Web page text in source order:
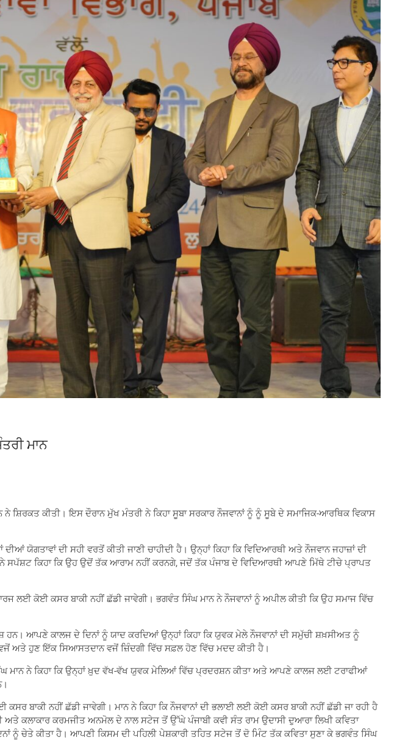
ਮਾਨ
ਕੀਤੀ। ਇਸ ਦੌਰਾਨ ਮੁੱਖ ਮੰਤਰੀ ਨੇ ਕਿਹਾ ਸੂਬਾ ਸਰਕਾਰ ਨੌਜਵਾਨਾਂ ਨੂੰ ਨੂੰ ਸੂਬੇ ਦੇ ਸਮਾਜਿਕ-ਆਰਥਿਕ ਵਿਕਾਸ
ਦੀ ਸਹੀ ਵਰਤੋਂ ਕੀਤੀ ਜਾਣੀ ਚਾਹੀਦੀ ਹੈ। ਉਨ੍ਹਾਂ ਕਿਹਾ ਕਿ ਵਿਦਿਆਰਥੀ ਅਤੇ ਨੌਜਵਾਨ ਜਹਾਜ਼ਾਂ ਦੀ
ਕਿਹਾ ਕਿ ਉਹ ਉਦੋਂ ਤੱਕ ਆਰਾਮ ਨਹੀਂ ਕਰਨਗੇ, ਜਦੋਂ ਤੱਕ ਪੰਜਾਬ ਦੇ ਵਿਦਿਆਰਥੀ ਆਪਣੇ ਮਿੱਥੇ ਟੀਚੇ ਪ੍ਰਾਪਤ
ਲਈ ਕੋਈ ਕਸਰ ਬਾਕੀ ਨਹੀਂ ਛੱਡੀ ਜਾਵੇਗੀ। ਭਗਵੰਤ ਸਿੰਘ ਮਾਨ ਨੇ ਨੌਜਵਾਨਾਂ ਨੂੰ ਅਪੀਲ ਕੀਤੀ ਕਿ ਉਹ ਸਮਾਜ ਵਿੱਚ
ਆਪਣੇ ਕਾਲਜ ਦੇ ਦਿਨਾਂ ਨੂੰ ਯਾਦ ਕਰਦਿਆਂ ਉਨ੍ਹਾਂ ਕਿਹਾ ਕਿ ਯੁਵਕ ਮੇਲੇ ਨੌਜਵਾਨਾਂ ਦੀ ਸਮੁੱਚੀ ਸ਼ਖ਼ਸੀਅਤ ਨੂੰ
ਅਤੇ ਹੁਣ ਇੱਕ ਸਿਆਸਤਦਾਨ ਵਜੋਂ ਜ਼ਿੰਦਗੀ ਵਿੱਚ ਸਫ਼ਲ ਹੋਣ ਵਿੱਚ ਮਦਦ ਕੀਤੀ ਹੈ।
ਮਾਨ ਨੇ ਕਿਹਾ ਕਿ ਉਨ੍ਹਾਂ ਖ਼ੁਦ ਵੱਖ-ਵੱਖ ਯੁਵਕ ਮੇਲਿਆਂ ਵਿੱਚ ਪ੍ਰਦਰਸ਼ਨ ਕੀਤਾ ਅਤੇ ਆਪਣੇ ਕਾਲਜ ਲਈ ਟਰਾਫੀਆਂ
ਨਹੀਂ ਛੱਡੀ ਜਾਵੇਗੀ। ਮਾਨ ਨੇ ਕਿਹਾ ਕਿ ਨੌਜਵਾਨਾਂ ਦੀ ਭਲਾਈ ਲਈ ਕੋਈ ਕਸਰ ਬਾਕੀ ਨਹੀਂ ਛੱਡੀ ਜਾ ਰਹੀ ਹੈ
ਕਲਾਕਾਰ ਕਰਮਜੀਤ ਅਨਮੋਲ ਦੇ ਨਾਲ ਸਟੇਜ ਤੋਂ ਉੱਘੇ ਪੰਜਾਬੀ ਕਵੀ ਸੰਤ ਰਾਮ ਉਦਾਸੀ ਦੁਆਰਾ ਲਿਖੀ ਕਵਿਤਾ
ਨੂੰ ਚੇਤੇ ਕੀਤਾ ਹੈ। ਆਪਣੀ ਕਿਸਮ ਦੀ ਪਹਿਲੀ ਪੇਸ਼ਕਾਰੀ ਤਹਿਤ ਸਟੇਜ ਤੋਂ ਦੋ ਮਿੰਟ ਤੱਕ ਕਵਿਤਾ ਸੁਣਾ ਕੇ ਭਗਵੰਤ ਸਿੰਘ